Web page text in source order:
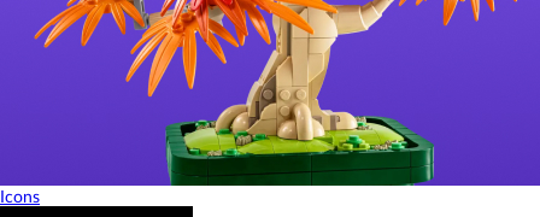
Icons